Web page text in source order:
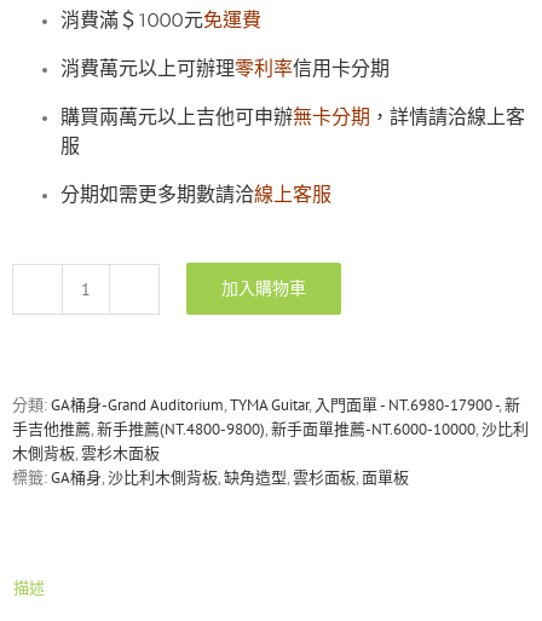
消費滿＄1000元免運費
消費萬元以上可辦理零利率信用卡分期
購買兩萬元以上吉他可申辦無卡分期 ，詳情請洽線上客
服
分期如需更多期數請洽線上客服
TYMA
杉
木
面
單/
加入購物車
分類:GA桶身-Grand Auditorium,TYMA Guitar, 入門面單 - NT.6980-17900 -,新
手吉他推薦,新手推薦(NT.4800-9800),新手面單推薦-NT.6000-10000,沙比利
木側背板,雲杉木面板
標籤:GA桶身,沙比利木側背板,缺角造型,雲杉面板,面單板
描述